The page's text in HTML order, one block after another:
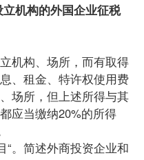
机构的外国企业征税
构、场所，而有取得
、租金、特许权使用费
场所，但上述所得与其
应当缴纳20%的所得
“。简述外商投资企业和